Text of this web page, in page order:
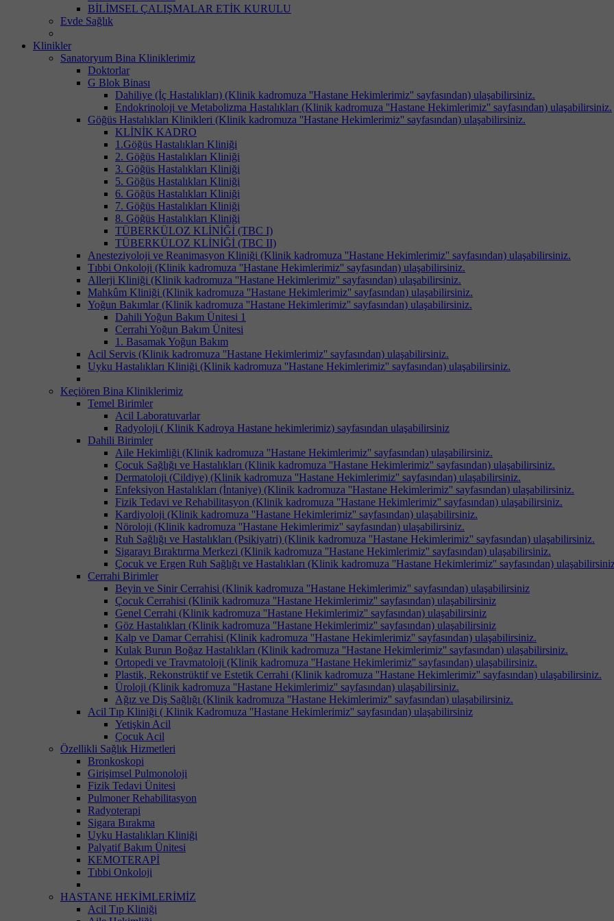
BİLİMSEL ÇALIŞMALAR ETİK KURULU
Evde Sağlık
Klinikler
Sanatoryum Bina Kliniklerimiz
Doktorlar
G Blok Binası
Dahiliye (İç Hastalıkları) (Klinik kadromuza ''Hastane Hekimlerimiz'' sayfasından) ulaşabilirsiniz.
Endokrinoloji ve Metabolizma Hastalıkları (Klinik kadromuza ''Hastane Hekimlerimiz'' sayfasından) ulaşabilirsiniz.
Göğüs Hastalıkları Klinikleri (Klinik kadromuza ''Hastane Hekimlerimiz'' sayfasından) ulaşabilirsiniz.
KLİNİK KADRO
1.Göğüs Hastalıkları Kliniği
2. Göğüs Hastalıkları Kliniği
3. Göğüs Hastalıkları Kliniği
5. Göğüs Hastalıkları Kliniği
6. Göğüs Hastalıkları Kliniği
7. Göğüs Hastalıkları Kliniği
8. Göğüs Hastalıkları Kliniği
TÜBERKÜLOZ KLİNİĞİ (TBC I)
TÜBERKÜLOZ KLİNİĞİ (TBC II)
Anesteziyoloji ve Reanimasyon Kliniği (Klinik kadromuza ''Hastane Hekimlerimiz'' sayfasından) ulaşabilirsiniz.
Tıbbi Onkoloji (Klinik kadromuza ''Hastane Hekimlerimiz'' sayfasından) ulaşabilirsiniz.
Allerji Kliniği (Klinik kadromuza ''Hastane Hekimlerimiz'' sayfasından) ulaşabilirsiniz.
Mahkûm Kliniği (Klinik kadromuza ''Hastane Hekimlerimiz'' sayfasından) ulaşabilirsiniz.
Yoğun Bakımlar (Klinik kadromuza ''Hastane Hekimlerimiz'' sayfasından) ulaşabilirsiniz.
Dahili Yoğun Bakım Ünitesi 1
Cerrahi Yoğun Bakım Ünitesi
1. Basamak Yoğun Bakım
Acil Servis (Klinik kadromuza ''Hastane Hekimlerimiz'' sayfasından) ulaşabilirsiniz.
Uyku Hastalıkları Kliniği (Klinik kadromuza ''Hastane Hekimlerimiz'' sayfasından) ulaşabilirsiniz.
Keçiören Bina Kliniklerimiz
Temel Birimler
Acil Laboratuvarlar
Radyoloji ( Klinik Kadroya Hastane hekimlerimiz) sayfasından ulaşabilirsiniz
Dahili Birimler
Aile Hekimliği (Klinik kadromuza ''Hastane Hekimlerimiz'' sayfasından) ulaşabilirsiniz.
Çocuk Sağlığı ve Hastalıkları (Klinik kadromuza ''Hastane Hekimlerimiz'' sayfasından) ulaşabilirsiniz.
Dermatoloji (Cildiye) (Klinik kadromuza ''Hastane Hekimlerimiz'' sayfasından) ulaşabilirsiniz.
Enfeksiyon Hastalıkları (İntaniye) (Klinik kadromuza ''Hastane Hekimlerimiz'' sayfasından) ulaşabilirsiniz.
Fizik Tedavi ve Rehabilitasyon (Klinik kadromuza ''Hastane Hekimlerimiz'' sayfasından) ulaşabilirsiniz.
Kardiyoloji (Klinik kadromuza ''Hastane Hekimlerimiz'' sayfasından) ulaşabilirsiniz.
Nöroloji (Klinik kadromuza ''Hastane Hekimlerimiz'' sayfasından) ulaşabilirsiniz.
Ruh Sağlığı ve Hastalıkları (Psikiyatri) (Klinik kadromuza ''Hastane Hekimlerimiz'' sayfasından) ulaşabilirsiniz.
Sigarayı Bıraktırma Merkezi (Klinik kadromuza ''Hastane Hekimlerimiz'' sayfasından) ulaşabilirsiniz.
Çocuk ve Ergen Ruh Sağlığı ve Hastalıkları (Klinik kadromuza ''Hastane Hekimlerimiz'' sayfasından)
Cerrahi Birimler
Beyin ve Sinir Cerrahisi (Klinik kadromuza ''Hastane Hekimlerimiz'' sayfasından) ulaşabilirsiniz
Çocuk Cerrahisi (Klinik kadromuza ''Hastane Hekimlerimiz'' sayfasından) ulaşabilirsiniz
Genel Cerrahi (Klinik kadromuza ''Hastane Hekimlerimiz'' sayfasından) ulaşabilirsiniz
Göz Hastalıkları (Klinik kadromuza ''Hastane Hekimlerimiz'' sayfasından) ulaşabilirsiniz
Kalp ve Damar Cerrahisi (Klinik kadromuza ''Hastane Hekimlerimiz'' sayfasından) ulaşabilirsiniz.
Kulak Burun Boğaz Hastalıkları (Klinik kadromuza ''Hastane Hekimlerimiz'' sayfasından) ulaşabilirsiniz.
Ortopedi ve Travmatoloji (Klinik kadromuza ''Hastane Hekimlerimiz'' sayfasından) ulaşabilirsiniz.
Plastik, Rekonstrüktif ve Estetik Cerrahi (Klinik kadromuza ''Hastane Hekimlerimiz'' sayfasından) ulaşabilirsiniz.
Üroloji (Klinik kadromuza ''Hastane Hekimlerimiz'' sayfasından) ulaşabilirsiniz.
Ağız ve Diş Sağlığı (Klinik kadromuza ''Hastane Hekimlerimiz'' sayfasından) ulaşabilirsiniz.
Acil Tıp Kliniği ( Klinik Kadromuza ''Hastane Hekimlerimiz'' sayfasından) ulaşabilirsiniz
Yetişkin Acil
Çocuk Acil
Özellikli Sağlık Hizmetleri
Bronkoskopi
Girişimsel Pulmonoloji
Fizik Tedavi Ünitesi
Pulmoner Rehabilitasyon
Radyoterapi
Sigara Bırakma
Uyku Hastalıkları Kliniği
Palyatif Bakım Ünitesi
KEMOTERAPİ
Tıbbi Onkoloji
HASTANE HEKİMLERİMİZ
Acil Tıp Kliniği